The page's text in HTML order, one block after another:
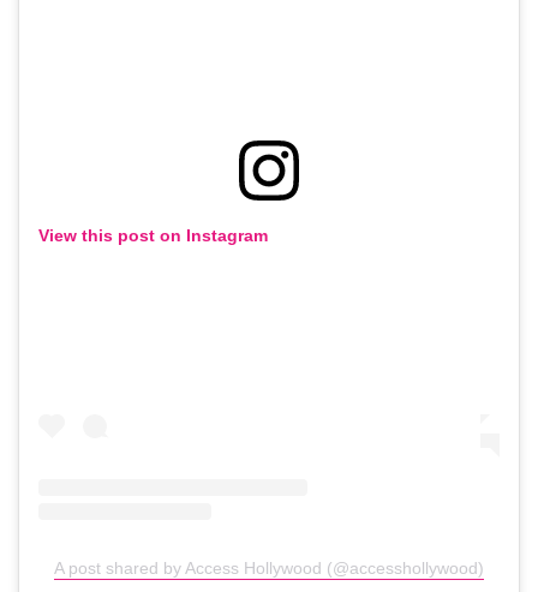
View this post on Instagram
A post shared by Access Hollywood (@accesshollywood)